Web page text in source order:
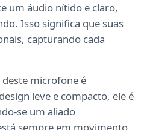
um áudio nítido e claro,
Isso significa que suas
capturando cada
microfone é
leve e compacto, ele é
se um aliado